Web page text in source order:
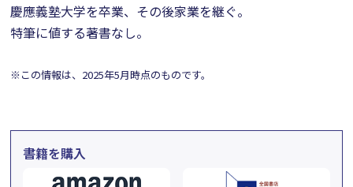
慶應義塾大学を卒業、その後家業を継ぐ。
特筆に値する著書なし。
※この情報は、2025年5月時点のものです。
書籍を購入